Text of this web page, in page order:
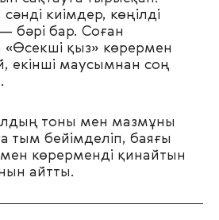
киімдер, көңілді
бәрі бар. Соған
қыз» көрермен
екінші маусымнан соң
тоны мен мазмұны
тым бейімделіп, баяғы
көрерменді қинайтын
айтты.